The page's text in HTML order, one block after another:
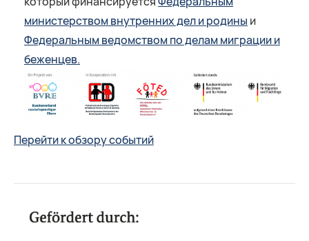
министерством внутренних дел и родины и
Федеральным ведомством по делам миграции и
беженцев.
Перейти к обзору событий